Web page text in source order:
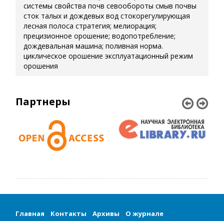
системы свойства почв севообороты смыв почвы
сток талых и дождевых вод стокорегулирующая
лесная полоса стратегия; мелиорация;
прецизионное орошение; водопотребление;
дождевальная машина; поливная норма.
циклическое орошение эксплуатационный режим
орошения
Партнеры
Главная Контакты Архивы О журнале